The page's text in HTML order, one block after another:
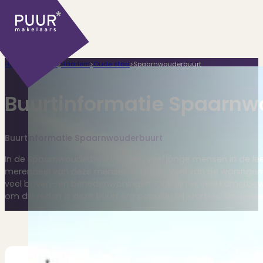
Home Plaatsen>Haarlem>Oude stad>Spaarnwouderbuurt
Buurtinformatie
Buurtinformatie Spaarnwouderbuurt
In de Spaarnwouderbuurt wonen veel jonge mensen in de
merendeel van deze mensen is single. Veel van de
veel boven- en benedenwoningen. Ook zijn er veel
om die reden is deze buurt erg populair bij starters.